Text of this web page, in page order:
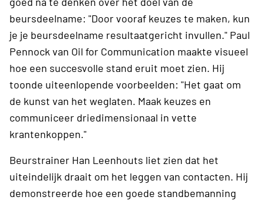
beursdeelname: "Door vooraf keuzes te maken, kun
je je beursdeelname resultaatgericht invullen." Paul
Pennock van Oil for Communication maakte visueel
hoe een succesvolle stand eruit moet zien. Hij
toonde uiteenlopende voorbeelden: "Het gaat om
de kunst van het weglaten. Maak keuzes en
communiceer driedimensionaal in vette
krantenkoppen."
Beurstrainer Han Leenhouts liet zien dat het
uiteindelijk draait om het leggen van contacten. Hij
demonstreerde hoe een goede standbemanning